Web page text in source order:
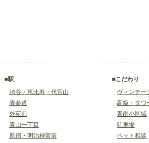
■駅
渋谷・恵比寿・代官山
表参道
外苑前
青山一丁目
原宿・明治神宮前
■こだわり
ヴィンテー
高級・タワ
青南小区域
駐車場
ペット相談